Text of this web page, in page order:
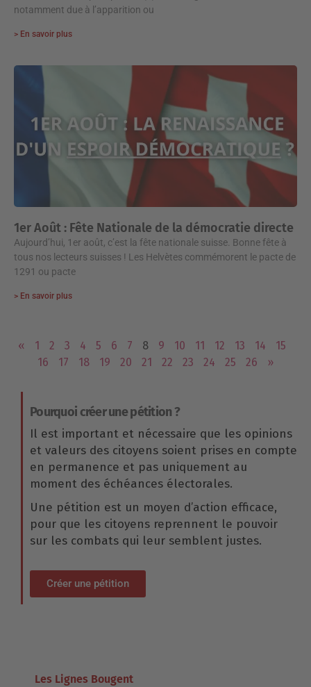
notamment due à l’apparition ou
> En savoir plus
1er Août : Fête Nationale de la démocratie directe
Aujourd’hui, 1er août, c’est la fête nationale suisse. Bonne fête à
tous nos lecteurs suisses ! Les Helvètes commémorent le pacte de
1291 ou pacte
> En savoir plus
« 1 2 3 4 5 6 7 8 9 10 11 12 13 14
15
16
17 18 19 20 21 22 23 24 25 26 »
Pourquoi créer une pétition ?
Il est important et nécessaire que les opinions
et valeurs des citoyens soient prises en compte
en permanence et pas uniquement au
moment des échéances électorales.
Une pétition est un moyen d’action efficace,
pour que les citoyens reprennent le pouvoir
sur les combats qui leur semblent justes.
Créer une pétition
Les Lignes Bougent